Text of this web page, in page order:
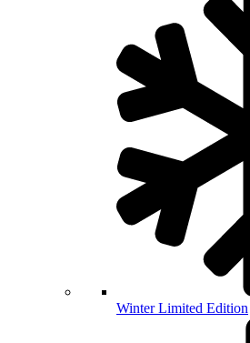
Winter Limited Edition